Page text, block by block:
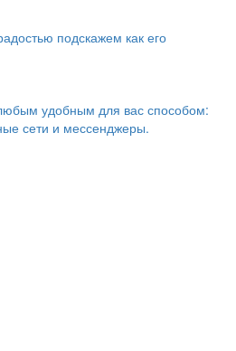
подскажем как его
удобным для вас способом:
сети и мессенджеры.